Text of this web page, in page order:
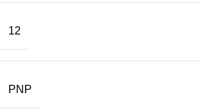
12
PNP